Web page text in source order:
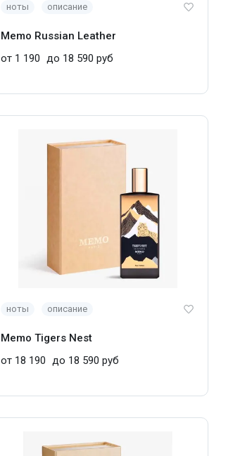
ноты описание
Memo Russian Leather
от 1 190
до 18 590 руб
ноты описание
Memo Tigers Nest
от 18 190
до 18 590 руб